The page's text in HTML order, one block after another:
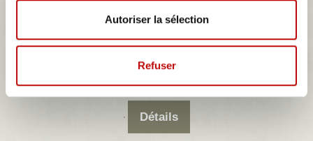
Autoriser la sélection
Refuser
lot de 10 agrafes garnitures de sièges...
4,08 €
Détails